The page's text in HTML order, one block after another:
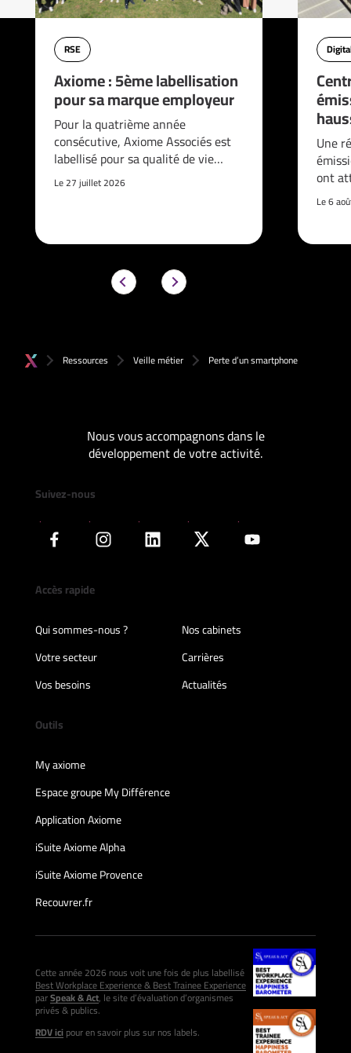
RSE
Axiome : 5ème labellisation
pour sa marque employeur
Pour la quatrième année
consécutive, Axiome Associés est
labellisé pour sa qualité de vie…
Le 27 juillet 2026
Une
ont
Le 6
Ressources Veille métier Perte d’un smartphone
Nous vous accompagnons dans le
développement de votre activité.
Suivez-nous
Accès rapide
Qui sommes-nous ?
Nos cabinets
Votre secteur
Carrières
Vos besoins
Actualités
Outils
My axiome
Espace groupe My Différence
Application Axiome
iSuite Axiome Alpha
iSuite Axiome Provence
Recouvrer.fr
Cette année 2026 nous voit une fois de plus labellisé
Best Workplace Experience & Best Trainee Experience
parSpeak & Act, le site d’évaluation d’organismes
privés & publics.
RDV icipour en savoir plus sur nos labels.